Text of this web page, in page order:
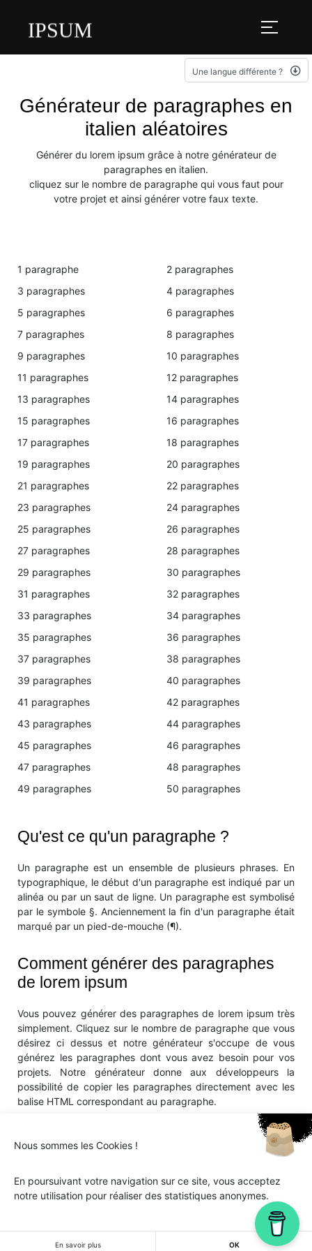
IPSUM
Une langue différente ?
Générateur de paragraphes en
italien aléatoires
Générer du lorem ipsum grâce à notre générateur de
paragraphes en italien.
cliquez sur le nombre de paragraphe qui vous faut pour
votre projet et ainsi générer votre faux texte.
1 paragraphe
2 paragraphes
3 paragraphes
4 paragraphes
5 paragraphes
6 paragraphes
7 paragraphes
8 paragraphes
9 paragraphes
10 paragraphes
11 paragraphes
12 paragraphes
13 paragraphes
14 paragraphes
15 paragraphes
16 paragraphes
17 paragraphes
18 paragraphes
19 paragraphes
20 paragraphes
21 paragraphes
22 paragraphes
23 paragraphes
24 paragraphes
25 paragraphes
26 paragraphes
27 paragraphes
28 paragraphes
29 paragraphes
30 paragraphes
31 paragraphes
32 paragraphes
33 paragraphes
34 paragraphes
35 paragraphes
36 paragraphes
37 paragraphes
38 paragraphes
39 paragraphes
40 paragraphes
41 paragraphes
42 paragraphes
43 paragraphes
44 paragraphes
45 paragraphes
46 paragraphes
47 paragraphes
48 paragraphes
49 paragraphes
50 paragraphes
Qu'est ce qu'un paragraphe ?
Un paragraphe est un ensemble de plusieurs phrases. En
typographique, le début d'un paragraphe est indiqué par un
alinéa ou par un saut de ligne. Un paragraphe est symbolisé
par le symbole §. Anciennement la fin d'un paragraphe était
marqué par un pied-de-mouche (¶).
Comment générer des paragraphes
de lorem ipsum
Vous pouvez générer des paragraphes de lorem ipsum très
simplement. Cliquez sur le nombre de paragraphe que vous
désirez ci dessus et notre générateur s'occupe de vous
générez les paragraphes dont vous avez besoin pour vos
projets. Notre générateur donne aux développeurs la
possibilité de copier les paragraphes directement avec les
balise HTML correspondant au paragraphe.
Ipsum.one © 2018-2026 - Tous droits réservés -
Lorem
Nous sommes les Cookies !
En poursuivant votre navigation sur ce site, vous acceptez
notre utilisation pour réaliser des statistiques anonymes.
En savoir plus OK